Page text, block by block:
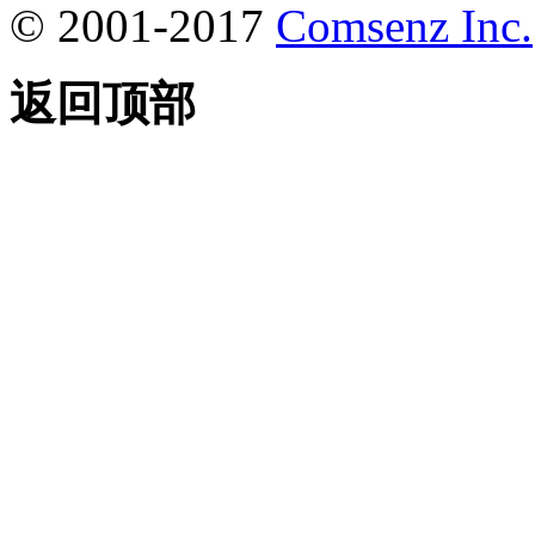
© 2001-2017 Comsenz Inc.
返回顶部